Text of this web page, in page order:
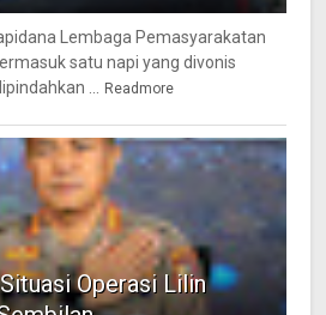
Lembaga Pemasyarakatan
satu napi yang divonis
... Readmore
Operasi Lilin